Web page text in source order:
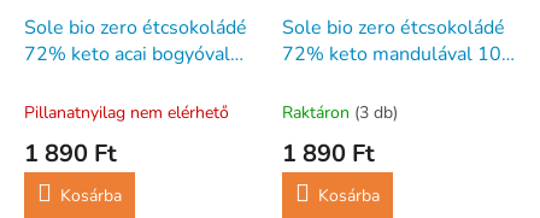
Sole bio zero étcsokoládé
72% keto acai bogyóval
Pillanatnyilag nem elérhető
1 890 Ft
Kosárba
Sole bio zero étcsokoládé
72% keto mandulával 100
Raktáron (3 db)
1 890 Ft
Kosárba